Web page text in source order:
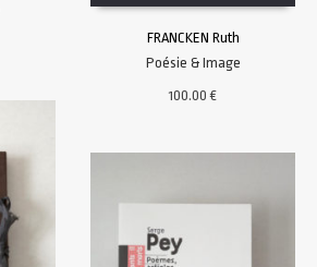
FRANCKEN Ruth
Poésie & Image
100.00€